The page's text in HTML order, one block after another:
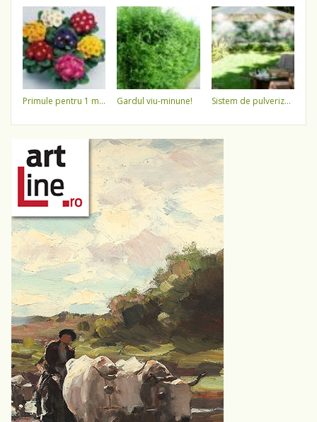
primule pentru 1 martie 3,5 lei / ghiveci !!!! gardul viu-minune! sistem de pulverizare a apei